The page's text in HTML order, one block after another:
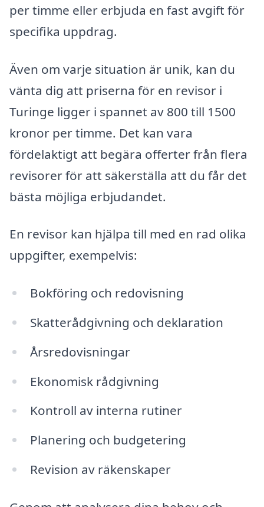
per timme eller erbjuda en fast avgift för
specifika uppdrag.
Även om varje situation är unik, kan du
vänta dig att priserna för en revisor i
Turinge ligger i spannet av 800 till 1500
kronor per timme. Det kan vara
fördelaktigt att begära offerter från flera
revisorer för att säkerställa att du får det
bästa möjliga erbjudandet.
En revisor kan hjälpa till med en rad olika
uppgifter, exempelvis:
Bokföring och redovisning
Skatterådgivning och deklaration
Årsredovisningar
Ekonomisk rådgivning
Kontroll av interna rutiner
Planering och budgetering
Revision av räkenskaper